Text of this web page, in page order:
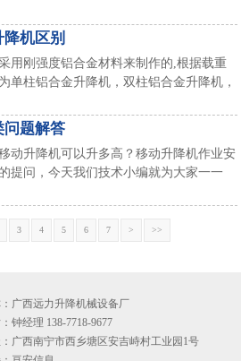
机区别
用刚强度铝合金材料来制作的,根据载重
单柱铝合金升降机，双柱铝合金升降机，
问题解答
动升降机可以升多高？移动升降机作业安
提问，今天我们技术小编就为大家一一
3 4 5 6 7 > >>
广西远力升降机械设备厂
钟经理 138-7718-9677
广西南宁市西乡塘区安吉峙村工业园1号